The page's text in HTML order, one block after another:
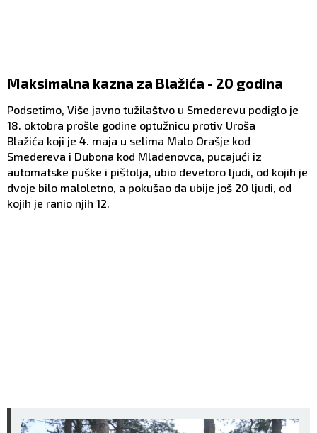
Maksimalna kazna za Blažića - 20 godina
Podsetimo, Više javno tužilaštvo u Smederevu podiglo je
18. oktobra prošle godine optužnicu protiv Uroša
Blažića koji je 4. maja u selima Malo Orašje kod
Smedereva i Dubona kod Mladenovca, pucajući iz
automatske puške i pištolja, ubio devetoro ljudi, od kojih je
dvoje bilo maloletno, a pokušao da ubije još 20 ljudi, od
kojih je ranio njih 12.